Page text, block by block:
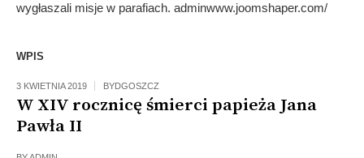
wygłaszali misje w parafiach. adminwww.joomshaper.com/
WPIS
3 KWIETNIA 2019 BYDGOSZCZ
W XIV rocznicę śmierci papieża Jana
Pawła II